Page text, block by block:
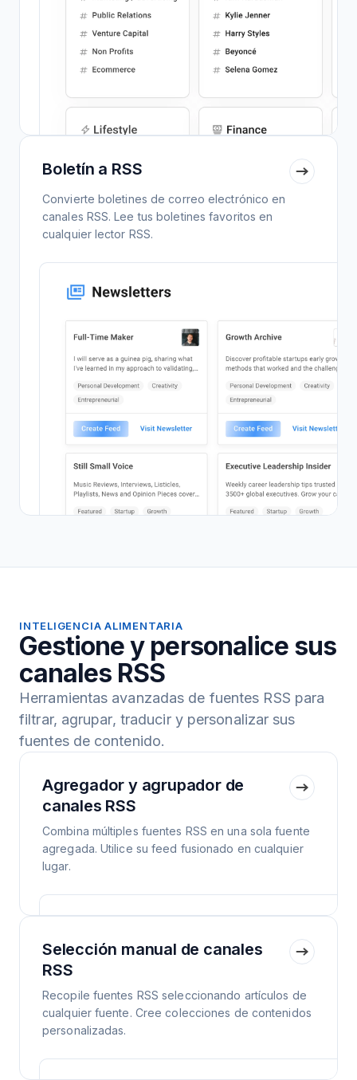
Boletín a RSS
Convierte boletines de correo electrónico en
canales RSS. Lee tus boletines favoritos en
cualquier lector RSS.
INTELIGENCIA ALIMENTARIA
Gestione y personalice sus
canales RSS
Herramientas avanzadas de fuentes RSS para
filtrar, agrupar, traducir y personalizar sus
fuentes de contenido.
Agregador y agrupador de
canales RSS
Combina múltiples fuentes RSS en una sola fuente
agregada. Utilice su feed fusionado en cualquier
lugar.
Selección manual de canales
RSS
Recopile fuentes RSS seleccionando artículos de
cualquier fuente. Cree colecciones de contenidos
personalizadas.